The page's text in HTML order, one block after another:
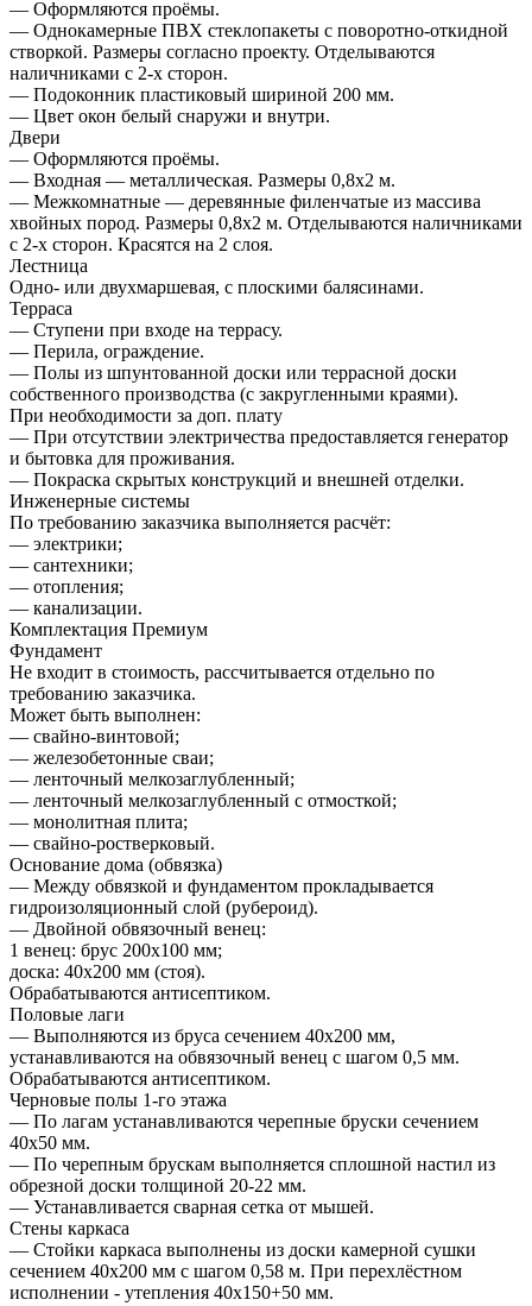
— Оформляются проёмы.
— Однокамерные ПВХ стеклопакеты с поворотно-откидной
створкой. Размеры согласно проекту. Отделываются
наличниками с 2-х сторон.
— Подоконник пластиковый шириной 200 мм.
— Цвет окон белый снаружи и внутри.
Двери
— Оформляются проёмы.
— Входная — металлическая. Размеры 0,8х2 м.
— Межкомнатные — деревянные филенчатые из массива
хвойных пород. Размеры 0,8х2 м. Отделываются наличниками
с 2-х сторон. Красятся на 2 слоя.
Лестница
Одно- или двухмаршевая, с плоскими балясинами.
Терраса
— Ступени при входе на террасу.
— Перила, ограждение.
— Полы из шпунтованной доски или террасной доски
собственного производства (с закругленными краями).
При необходимости за доп. плату
— При отсутствии электричества предоставляется генератор
и бытовка для проживания.
— Покраска скрытых конструкций и внешней отделки.
Инженерные системы
По требованию заказчика выполняется расчёт:
— электрики;
— сантехники;
— отопления;
— канализации.
Комплектация Премиум
Фундамент
Не входит в стоимость, рассчитывается отдельно по
требованию заказчика.
Может быть выполнен:
— свайно-винтовой;
— железобетонные сваи;
— ленточный мелкозаглубленный;
— ленточный мелкозаглубленный с отмосткой;
— монолитная плита;
— свайно-ростверковый.
Основание дома (обвязка)
— Между обвязкой и фундаментом прокладывается
гидроизоляционный слой (рубероид).
— Двойной обвязочный венец:
1 венец: брус 200х100 мм;
доска: 40х200 мм (стоя).
Обрабатываются антисептиком.
Половые лаги
— Выполняются из бруса сечением 40х200 мм,
устанавливаются на обвязочный венец с шагом 0,5 мм.
Обрабатываются антисептиком.
Черновые полы 1-го этажа
— По лагам устанавливаются черепные бруски сечением
40х50 мм.
— По черепным брускам выполняется сплошной настил из
обрезной доски толщиной 20-22 мм.
— Устанавливается сварная сетка от мышей.
Стены каркаса
— Стойки каркаса выполнены из доски камерной сушки
сечением 40х200 мм с шагом 0,58 м. При перехлёстном
исполнении - утепления 40х150+50 мм.